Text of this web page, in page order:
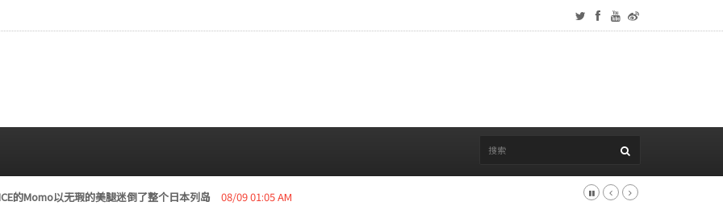
“下周开始安排日程” 08/08 01:05 AM